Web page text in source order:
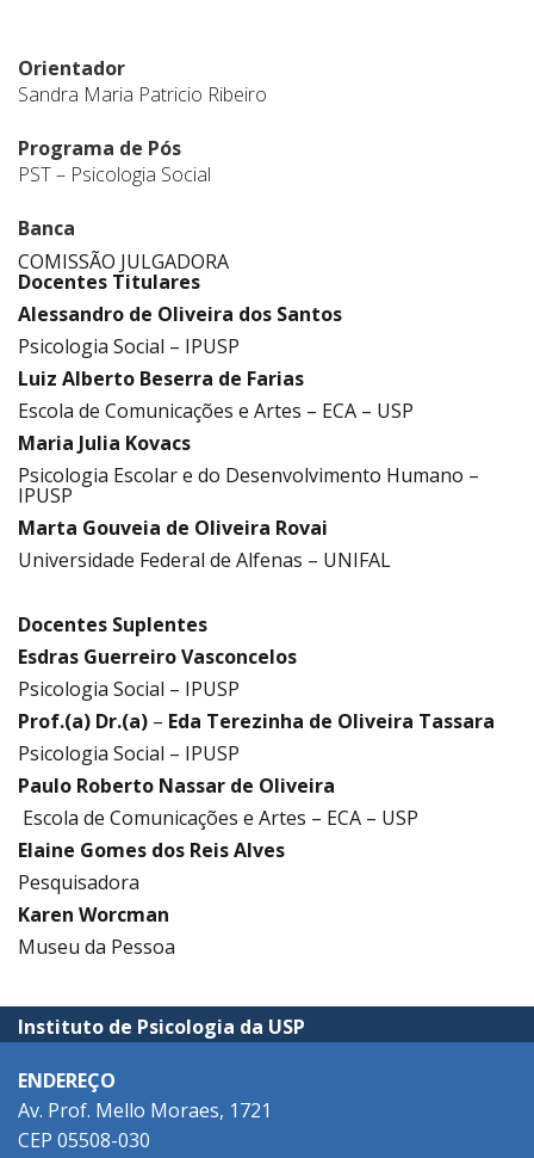
Orientador
Sandra Maria Patricio Ribeiro
Programa de Pós
PST – Psicologia Social
Banca
COMISSÃO JULGADORA
Docentes Titulares
Alessandro de Oliveira dos Santos
Psicologia Social – IPUSP
Luiz Alberto Beserra de Farias
Escola de Comunicações e Artes – ECA – USP
Maria Julia Kovacs
Psicologia Escolar e do Desenvolvimento Humano –
IPUSP
Marta Gouveia de Oliveira Rovai
Universidade Federal de Alfenas – UNIFAL
Docentes Suplentes
Esdras Guerreiro Vasconcelos
Psicologia Social – IPUSP
Prof.(a) Dr.(a) – Eda Terezinha de Oliveira Tassara
Psicologia Social – IPUSP
Paulo Roberto Nassar de Oliveira
Escola de Comunicações e Artes – ECA – USP
Elaine Gomes dos Reis Alves
Pesquisadora
Karen Worcman
Museu da Pessoa
Instituto de Psicologia da USP
ENDEREÇO
Av. Prof. Mello Moraes, 1721
CEP 05508-030